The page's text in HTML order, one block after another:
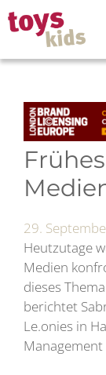
Zum
Inhalt
springen
29.
Heutzutage
Medien
dieses
berichtet
Le.onies in
Management